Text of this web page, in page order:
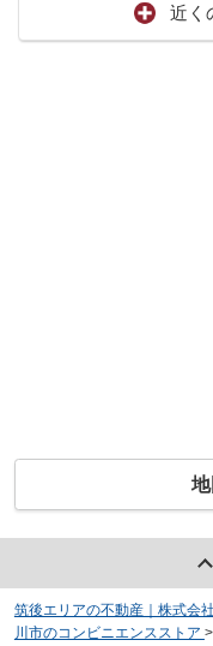
近く
筑後エリアの不動産｜株式会
川市のコンビニエンスストア >